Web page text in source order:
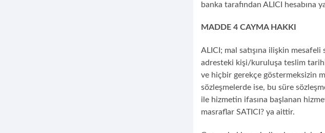
banka tarafından ALICI hesabına
MADDE 4 CAYMA HAKKI
ALICI; mal satışına ilişkin
adresteki kişi/kuruluşa teslim
ve hiçbir gerekçe göstermeksizin
sözleşmelerde ise, bu süre
ile hizmetin ifasına başlanan
masraflar SATICI? ya aittir.